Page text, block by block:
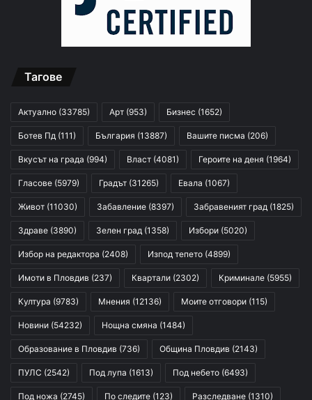
Тагове
Актуално (33785) Арт (953) Бизнес (1652)
Ботев Пд (111) България (13887) Вашите писма (206)
Вкусът на града (994) Власт (4081) Героите на деня (1964)
Гласове (5979) Градът (31265) Евала (1067)
Живот (11030) Забавление (8397) Забравеният град (1825)
Здраве (3890) Зелен град (1358) Избори (5020)
Избор на редактора (2408) Изпод тепето (4899)
Имоти в Пловдив (237) Квартали (2302) Криминале (5955)
Култура (9783) Мнения (12136) Моите отговори (115)
Новини (54232) Нощна смяна (1484)
Образование в Пловдив (736) Община Пловдив (2143)
ПУЛС (2542) Под лупа (1613) Под небето (6493)
Под ножа (2745) По следите (123) Разследване (1310)